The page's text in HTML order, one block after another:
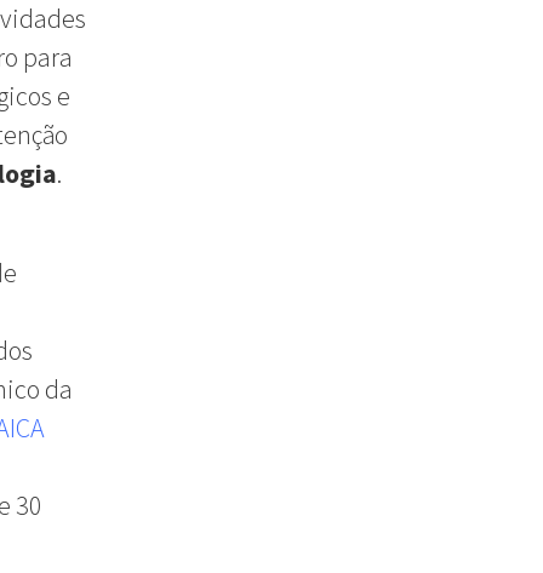
para
e
.
da
30